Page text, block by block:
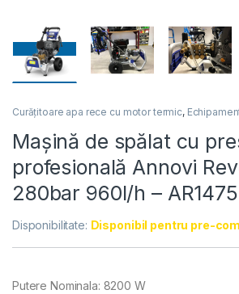
Curățitoare apa rece cu motor termic,
Mașină de spălat cu
profesională Annovi
280bar 960l/h – AR1475
Disponibilitate: Disponibil pentru pre-
Putere Nominala: 8200 W